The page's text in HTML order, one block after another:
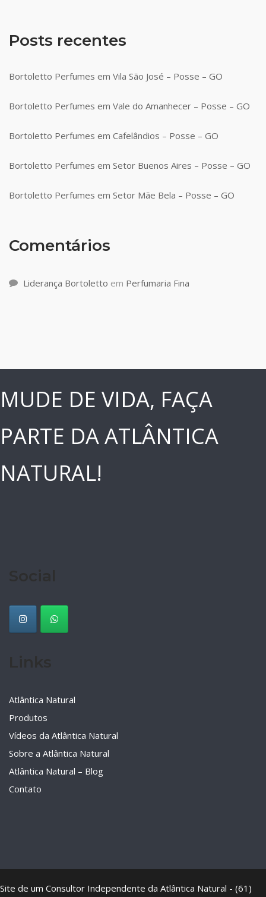
Posts recentes
Bortoletto Perfumes em Vila São José – Posse – GO
Bortoletto Perfumes em Vale do Amanhecer – Posse – GO
Bortoletto Perfumes em Cafelândios – Posse – GO
Bortoletto Perfumes em Setor Buenos Aires – Posse – GO
Bortoletto Perfumes em Setor Mãe Bela – Posse – GO
Comentários
Liderança Bortoletto em Perfumaria Fina
MUDE DE VIDA, FAÇA
PARTE DA ATLÂNTICA
NATURAL!
Atlântica Natural
Produtos
Vídeos da Atlântica Natural
Sobre a Atlântica Natural
Atlântica Natural – Blog
Contato
Site de um Consultor Independente da Atlântica Natural - (61)